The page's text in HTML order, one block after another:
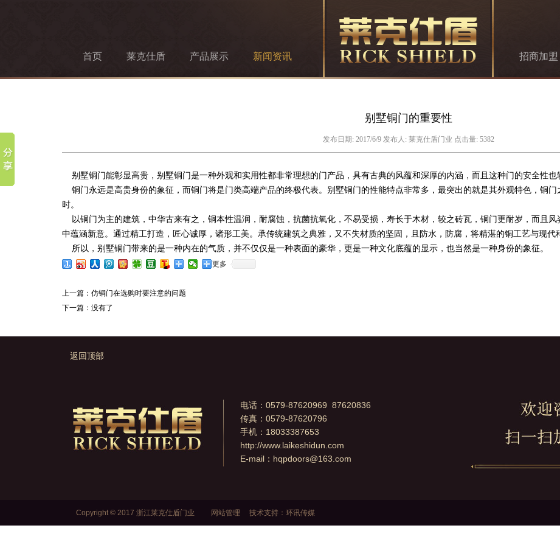
首页 莱克仕盾 产品展示 新闻资讯 招商加盟
别墅铜门的重要性
发布日期: 2017/6/9 发布人: 莱克仕盾门业 点击量: 5382
别墅铜门能彰显高贵，别墅铜门是一种外观和实用性都非常理想的门产品，具有古典的风蕴和深厚的内涵，而且这种门的安全性也
铜门永远是高贵身份的象征，而铜门将是门类高端产品的终极代表。别墅铜门的性能特点非常多，最突出的就是其外观特色，铜
时。
以铜门为主的建筑，中华古来有之，铜本性温润，耐腐蚀，抗菌抗氧化，不易受损，寿长于木材，较之砖瓦，铜门更耐岁，而且
中蕴涵新意。通过精工打造，匠心诚厚，诸形工美。承传统建筑之典雅，又不失材质的坚固，且防水，防腐，将精湛的铜工艺与现代
所以，别墅铜门带来的是一种内在的气质，并不仅仅是一种表面的豪华，更是一种文化底蕴的显示，也当然是一种身份的象征
更多
上一篇： 仿铜门在选购时要注意的问题
下一篇：没有了
返回顶部
电话：0579-87620969 87620836
传真：0579-87620796
手机：18033387653
http://www.laikeshidun.com
E-mail： hqpdoors@163.com
Copyright © 2017 浙江莱克仕盾门业 网站管理 技术支持： 环讯传媒